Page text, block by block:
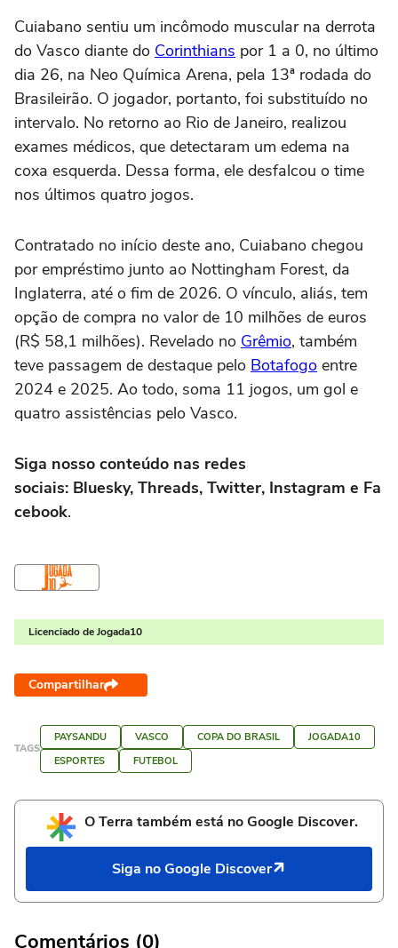
Cuiabano sentiu um incômodo muscular na derrota
do Vasco diante do Corinthians por 1 a 0, no último
dia 26, na Neo Química Arena, pela 13ª rodada do
Brasileirão. O jogador, portanto, foi substituído no
intervalo. No retorno ao Rio de Janeiro, realizou
exames médicos, que detectaram um edema na
coxa esquerda. Dessa forma, ele desfalcou o time
nos últimos quatro jogos.
Contratado no início deste ano, Cuiabano chegou
por empréstimo junto ao Nottingham Forest, da
Inglaterra, até o fim de 2026. O vínculo, aliás, tem
opção de compra no valor de 10 milhões de euros
(R$ 58,1 milhões). Revelado no Grêmio, também
teve passagem de destaque pelo Botafogo entre
2024 e 2025. Ao todo, soma 11 jogos, um gol e
quatro assistências pelo Vasco.
Siga nosso conteúdo nas redes
sociais: Bluesky, Threads, Twitter, Instagram e Fa
cebook.
Licenciado de Jogada10
Compartilhar
TAGS
PAYSANDU VASCO COPA DO BRASIL
JOGADA10
ESPORTES
FUTEBOL
O Terra também está no Google Discover.
Siga no Google Discover
Comentários (0)